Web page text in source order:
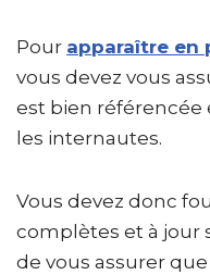
Pour apparaître en
vous devez vous
est bien référencée
les internautes.
Vous devez donc
complètes et à jour
de vous assurer